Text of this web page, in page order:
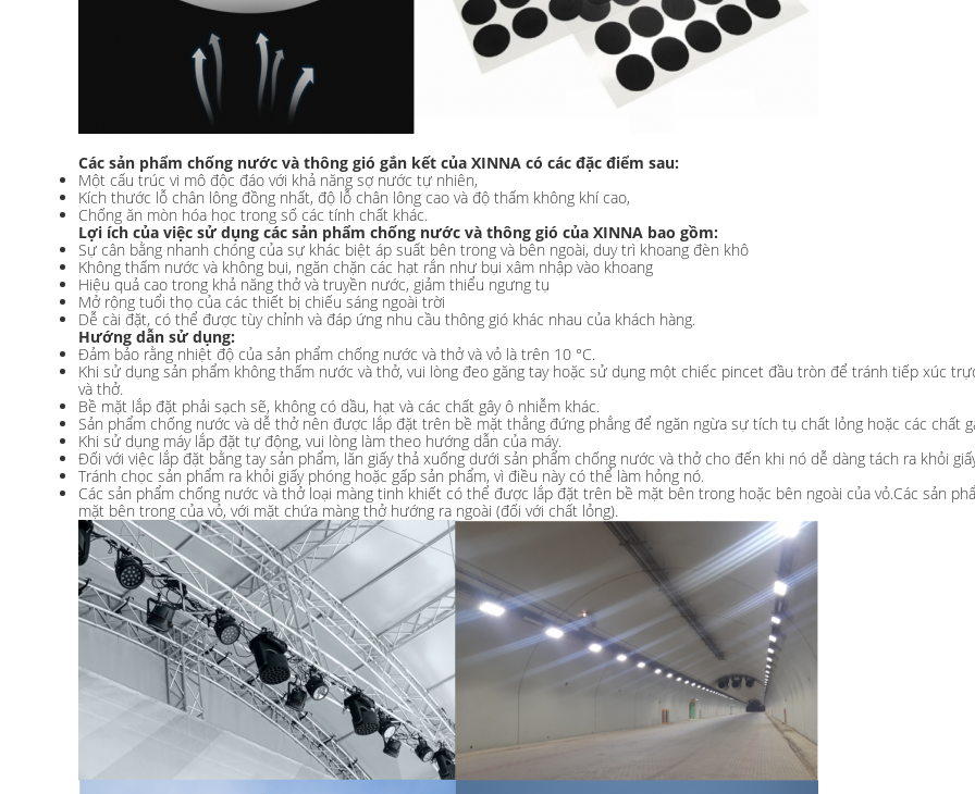
Các sản phẩm chống nước và thông gió gắn kết của XINNA có các đặc điểm sau:
Một cấu trúc vi mô độc đáo với khả năng sợ nước tự nhiên,
Kích thước lỗ chân lông đồng nhất, độ lỗ chân lông cao và độ thấm không khí cao,
Chống ăn mòn hóa học trong số các tính chất khác.
Lợi ích của việc sử dụng các sản phẩm chống nước và thông gió của XINNA bao gồm:
Sự cân bằng nhanh chóng của sự khác biệt áp suất bên trong và bên ngoài, duy trì khoang đèn khô
Không thấm nước và không bụi, ngăn chặn các hạt rắn như bụi xâm nhập vào khoang
Hiệu quả cao trong khả năng thở và truyền nước, giảm thiểu ngưng tụ
Mở rộng tuổi thọ của các thiết bị chiếu sáng ngoài trời
Dễ cài đặt, có thể được tùy chỉnh và đáp ứng nhu cầu thông gió khác nhau của khách hàng.
Hướng dẫn sử dụng:
Đảm bảo rằng nhiệt độ của sản phẩm chống nước và thở và vỏ là trên 10 °C.
Khi sử dụng sản phẩm không thấm nước và thở, vui lòng đeo găng tay hoặc sử dụng một chiếc pincet đầu tròn để tránh tiếp xúc
và thở.
Bề mặt lắp đặt phải sạch sẽ, không có dầu, hạt và các chất gây ô nhiễm khác.
Sản phẩm chống nước và dễ thở nên được lắp đặt trên bề mặt thẳng đứng phẳng để ngăn ngừa sự tích tụ chất lỏng hoặc các chất
Khi sử dụng máy lắp đặt tự động, vui lòng làm theo hướng dẫn của máy.
Đối với việc lắp đặt bằng tay sản phẩm, lăn giấy thả xuống dưới sản phẩm chống nước và thở cho đến khi nó dễ dàng tách ra khỏi
Tránh chọc sản phẩm ra khỏi giấy phóng hoặc gấp sản phẩm, vì điều này có thể làm hỏng nó.
Các sản phẩm chống nước và thở loại màng tinh khiết có thể được lắp đặt trên bề mặt bên trong hoặc bên ngoài của vỏ.Các sản
mặt bên trong của vỏ, với mặt chứa màng thở hướng ra ngoài (đối với chất lỏng).